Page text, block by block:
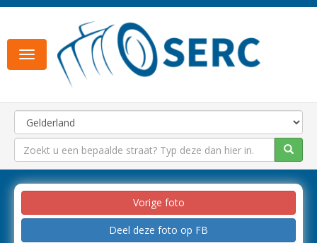
Toggle
navigation
Vorige foto
Deel deze foto op FB